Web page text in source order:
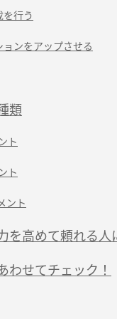
を行う
ョンをアップさせる
類
ト
ト
ント
を高めて頼れる人
わせてチェック！